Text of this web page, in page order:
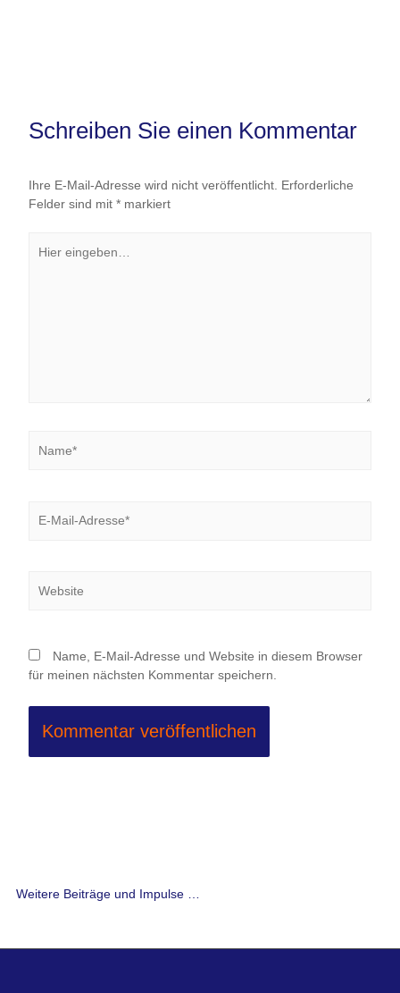
Schreiben Sie einen Kommentar
Ihre E-Mail-Adresse wird nicht veröffentlicht. Erforderliche
Felder sind mit *markiert
eingeben…
Mail-
Name, E-Mail-Adresse und Website in diesem Browser
für meinen nächsten Kommentar speichern.
Weitere Beiträge und Impulse …